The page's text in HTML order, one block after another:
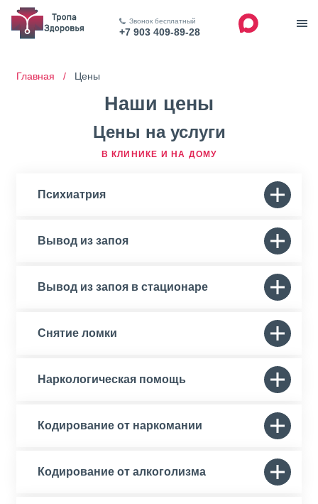
Звонок бесплатный
+7 903 409-89-28
Главная / Цены
Наши цены
Цены на услуги
В КЛИНИКЕ И НА ДОМУ
Психиатрия
Вывод из запоя
Вывод из запоя в стационаре
Снятие ломки
Наркологическая помощь
Кодирование от наркомании
Кодирование от алкоголизма